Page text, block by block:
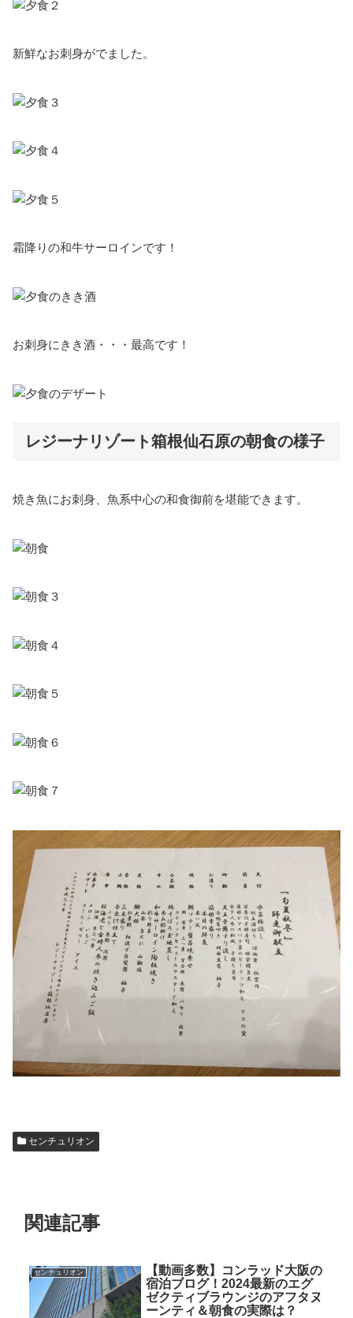
新鮮なお刺身がでました。
霜降りの和牛サーロインです！
お刺身にきき酒・・・最高です！
レジーナリゾート箱根仙石原の朝食の様子
焼き魚にお刺身、魚系中心の和食御前を堪能できます。
センチュリオン
関連記事
センチュリオン
【動画多数】コンラッド大阪の
宿泊ブログ！2024最新のエグ
ゼクティブラウンジのアフタヌ
ーンティ＆朝食の実際は？